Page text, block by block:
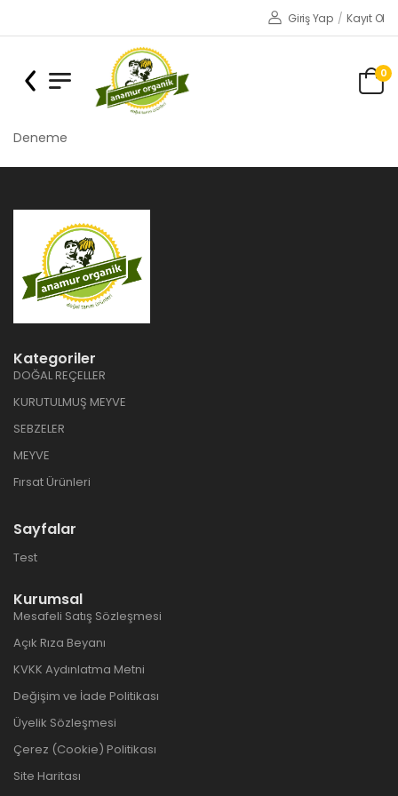
Giriş Yap / Kayıt Ol
0
Deneme
Kategoriler
DOĞAL REÇELLER
KURUTULMUŞ MEYVE
SEBZELER
MEYVE
Fırsat Ürünleri
Sayfalar
Test
Kurumsal
Mesafeli Satış Sözleşmesi
Açık Rıza Beyanı
KVKK Aydınlatma Metni
Değişim ve İade Politikası
Üyelik Sözleşmesi
Çerez (Cookie) Politikası
Site Haritası